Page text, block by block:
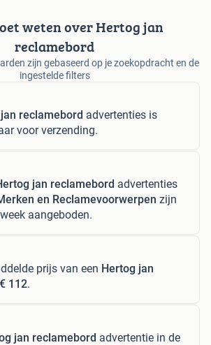
weten over Hertog jan
reclamebord
zijn gebaseerd op je zoekopdracht en de
ingestelde filters
reclamebord advertenties is
voor verzending.
jan reclamebord advertenties
en Reclamevoorwerpen zijn
aangeboden.
prijs van een Hertog jan
€ 112.
jan reclamebord advertentie in de